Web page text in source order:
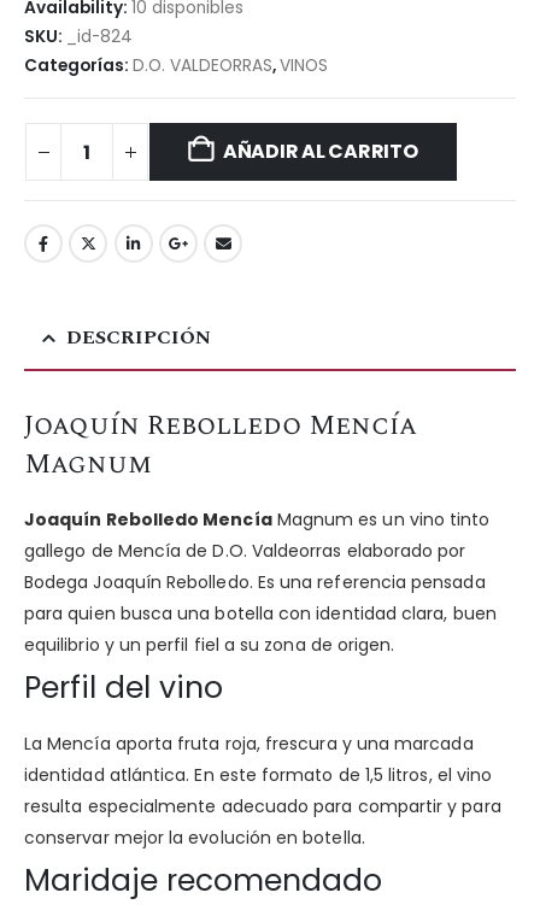
Availability: 10 disponibles
SKU:
_id-824
Categorías: D.O. VALDEORRAS,VINOS
AÑADIR AL CARRITO
DESCRIPCIÓN
Joaquín Rebolledo Mencía
Magnum
Joaquín Rebolledo MencíaMagnum es un vino tinto
gallego de Mencía de D.O. Valdeorras elaborado por
Bodega Joaquín Rebolledo. Es una referencia pensada
para quien busca una botella con identidad clara, buen
equilibrio y un perfil fiel a su zona de origen.
Perfil del vino
La Mencía aporta fruta roja, frescura y una marcada
identidad atlántica. En este formato de 1,5 litros, el vino
resulta especialmente adecuado para compartir y para
conservar mejor la evolución en botella.
Maridaje recomendado